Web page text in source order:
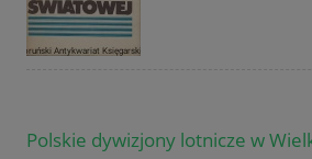
Polskie dywizjony lotnicze w